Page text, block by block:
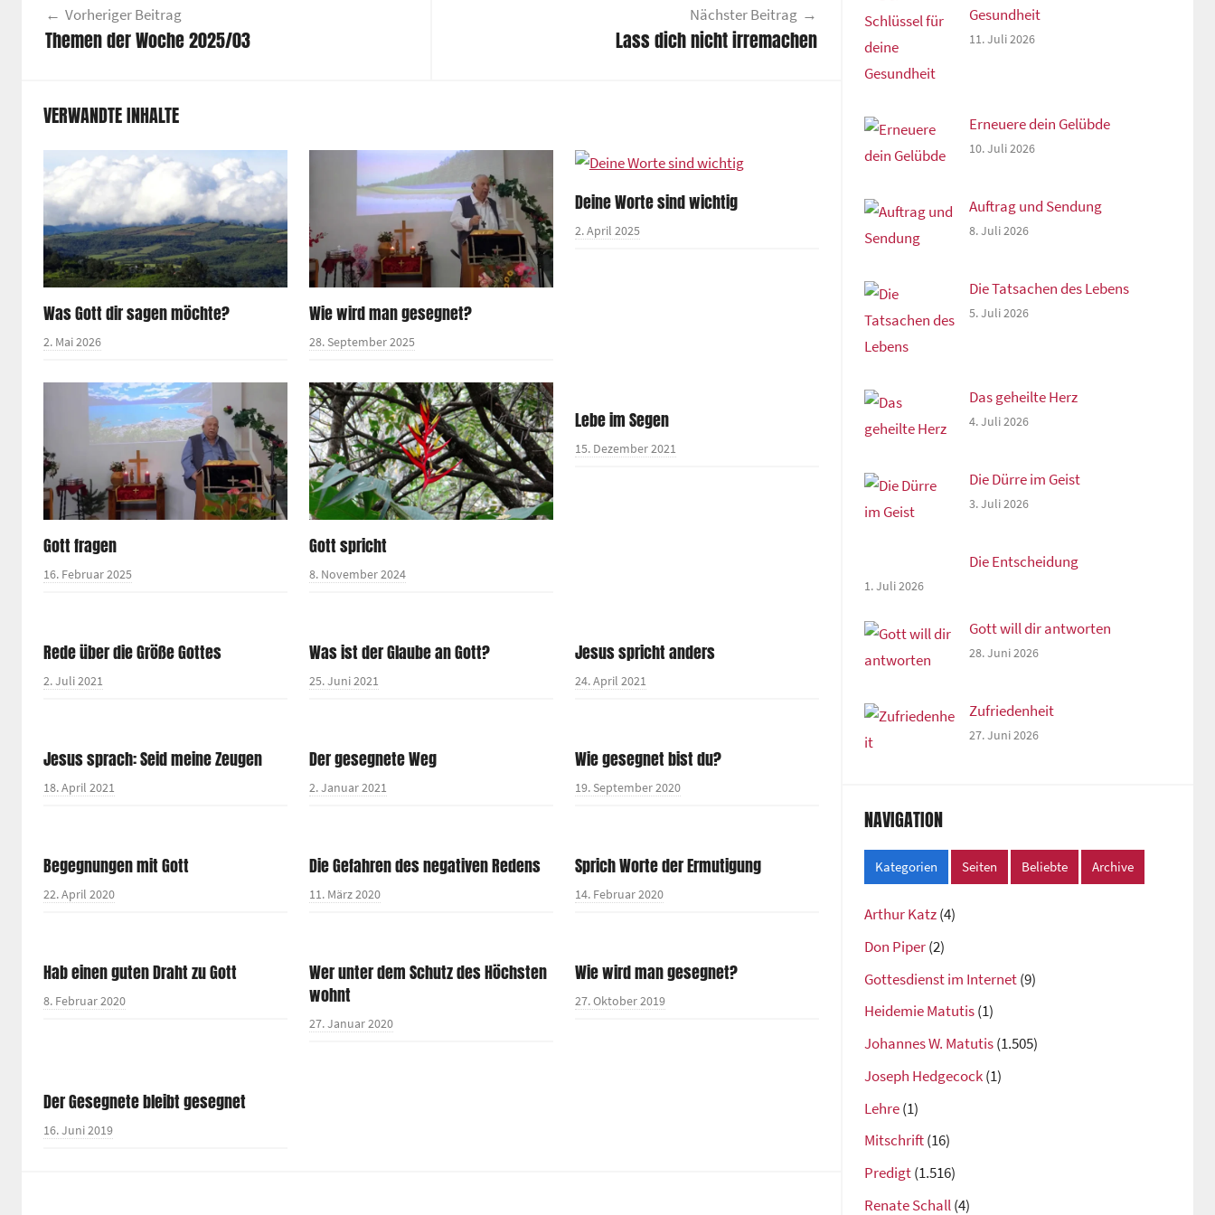
Vorheriger Beitrag
Themen der Woche 2025/03
Nächster Beitrag
Lass dich nicht irremachen
VERWANDTE INHALTE
Was Gott dir sagen möchte?
2. Mai 2026
Wie wird man gesegnet?
28. September 2025
Deine Worte sind wichtig
2. April 2025
Gott fragen
16. Februar 2025
Gott spricht
8. November 2024
Lebe im Segen
15. Dezember 2021
Rede über die Größe Gottes
2. Juli 2021
Was ist der Glaube an Gott?
25. Juni 2021
Jesus spricht anders
24. April 2021
Jesus sprach: Seid meine Zeugen
18. April 2021
Der gesegnete Weg
2. Januar 2021
Wie gesegnet bist du?
19. September 2020
Begegnungen mit Gott
22. April 2020
Die Gefahren des negativen Redens
11. März 2020
Sprich Worte der Ermutigung
14. Februar 2020
Hab einen guten Draht zu Gott
8. Februar 2020
Wer unter dem Schutz des Höchsten
wohnt
27. Januar 2020
Wie wird man gesegnet?
27. Oktober 2019
Der Gesegnete bleibt gesegnet
16. Juni 2019
Gesundheit
11. Juli 2026
Erneuere dein Gelübde
10. Juli 2026
Auftrag und Sendung
8. Juli 2026
Die Tatsachen des Lebens
5. Juli 2026
Das geheilte Herz
4. Juli 2026
Die Dürre im Geist
3. Juli 2026
Die Entscheidung
1. Juli 2026
Gott will dir antworten
28. Juni 2026
Zufriedenheit
27. Juni 2026
NAVIGATION
Kategorien Seiten Beliebte Archive
Arthur Katz(4)
Don Piper(2)
Gottesdienst im Internet(9)
Heidemie Matutis(1)
Johannes W. Matutis(1.505)
Joseph Hedgecock(1)
Lehre(1)
Mitschrift(16)
Predigt(1.516)
Renate Schall(4)